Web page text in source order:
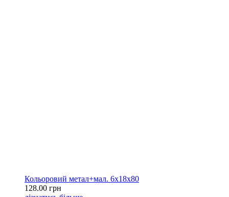
Кольоровий метал+мал. 6х18х80
128.00 грн